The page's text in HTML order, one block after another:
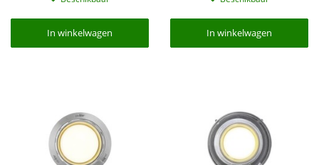
In winkelwagen
In winkelwagen In winkelwagen
In winkelwagen